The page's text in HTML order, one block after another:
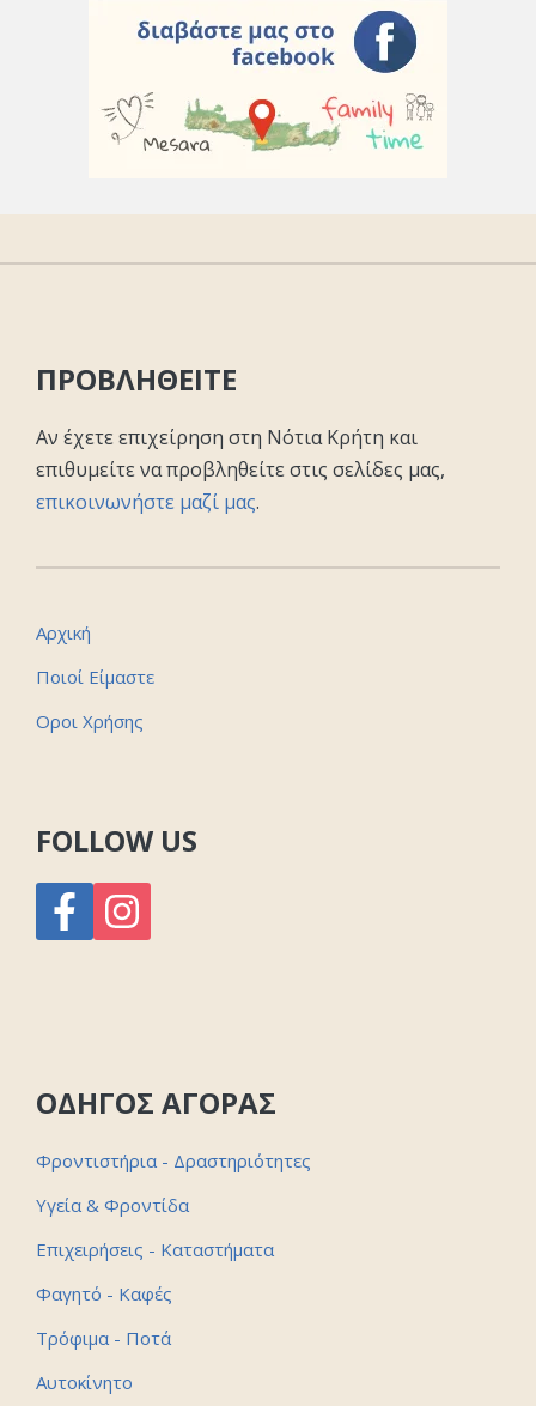
ΠΡΟΒΛΗΘΕΙΤΕ
Αν έχετε επιχείρηση στη Νότια Κρήτη και
επιθυμείτε να προβληθείτε στις σελίδες μας,
επικοινωνήστε μαζί μας.
Αρχική
Ποιοί Είμαστε
Οροι Χρήσης
FOLLOW US
ΟΔΗΓΟΣ ΑΓΟΡΑΣ
Φροντιστήρια - Δραστηριότητες
Υγεία & Φροντίδα
Επιχειρήσεις - Καταστήματα
Φαγητό - Καφές
Τρόφιμα - Ποτά
Αυτοκίνητο